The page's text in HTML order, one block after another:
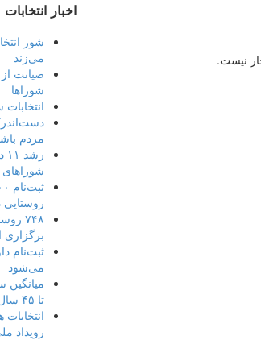
اخبار انتخابات
شور
می‌زند
صیانت
شوراها
مردم
۷۴۸
برگزاری
ثبت‌نام
می‌شود
تا ۴۵ سال است
رویداد